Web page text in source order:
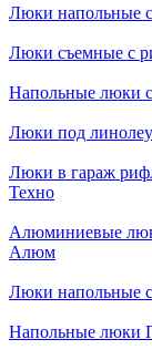
Люки напольные
Люки съемные с
Напольные люки
Люки под
Люки в гараж
Техно
Алюминиевые
Алюм
Люки напольные
Напольные люки